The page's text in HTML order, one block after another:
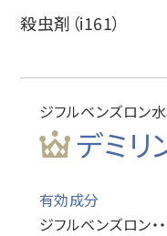
殺虫剤（i161）
ジフルベンズロン
デミリ
有効成分
ジフルベンズロン・・